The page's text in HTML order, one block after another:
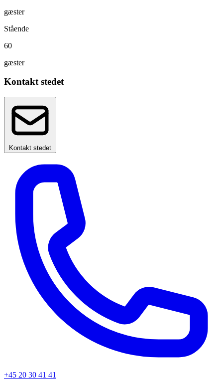
gæster
Stående
60
gæster
Kontakt stedet
Kontakt stedet
+45 20 30 41 41